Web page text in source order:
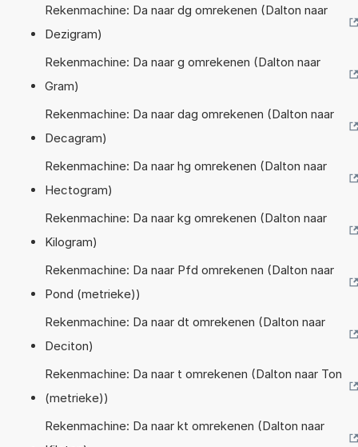
Rekenmachine: Da naar dg omrekenen (Dalton naar
Dezigram)
Rekenmachine: Da naar g omrekenen (Dalton naar
Gram)
Rekenmachine: Da naar dag omrekenen (Dalton naar
Decagram)
Rekenmachine: Da naar hg omrekenen (Dalton naar
Hectogram)
Rekenmachine: Da naar kg omrekenen (Dalton naar
Kilogram)
Rekenmachine: Da naar Pfd omrekenen (Dalton naar
Pond (metrieke))
Rekenmachine: Da naar dt omrekenen (Dalton naar
Deciton)
Rekenmachine: Da naar t omrekenen (Dalton naar Ton
(metrieke))
Rekenmachine: Da naar kt omrekenen (Dalton naar